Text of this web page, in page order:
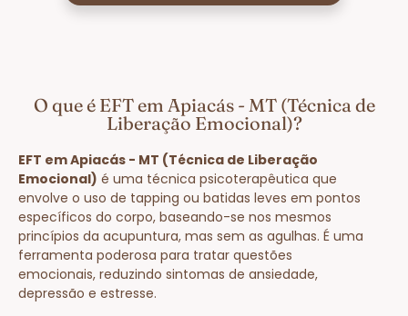
O que é EFT em Apiacás - MT (Técnica de
Liberação Emocional)?
EFT em Apiacás - MT (Técnica de Liberação
Emocional) é uma técnica psicoterapêutica que
envolve o uso de tapping ou batidas leves em pontos
específicos do corpo, baseando-se nos mesmos
princípios da acupuntura, mas sem as agulhas. É uma
ferramenta poderosa para tratar questões
emocionais, reduzindo sintomas de ansiedade,
depressão e estresse.